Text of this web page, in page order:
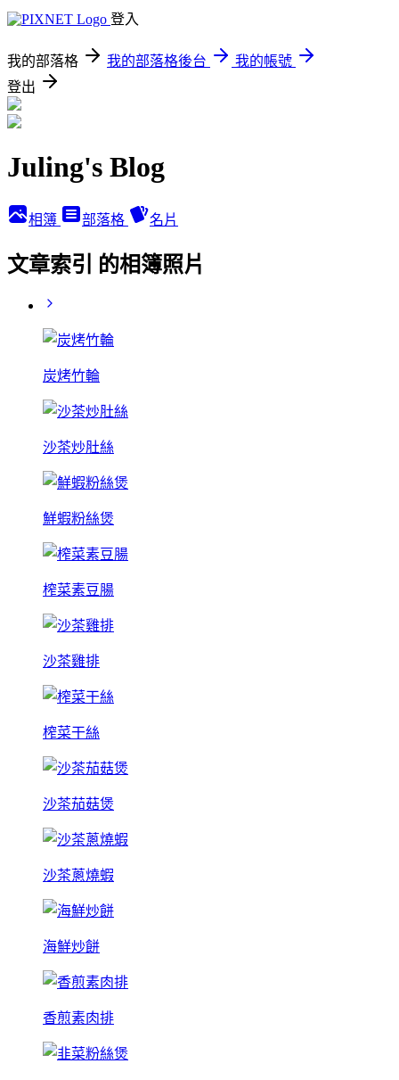
登入
我的部落格 我的部落格後台
我的帳號
登出
Juling's Blog
相簿 部落格 名片
文章索引 的相簿照片
炭烤竹輪
沙茶炒肚絲
鮮蝦粉絲煲
榨菜素豆腸
沙茶雞排
榨菜干絲
沙茶茄菇煲
沙茶蔥燒蝦
海鮮炒餅
香煎素肉排